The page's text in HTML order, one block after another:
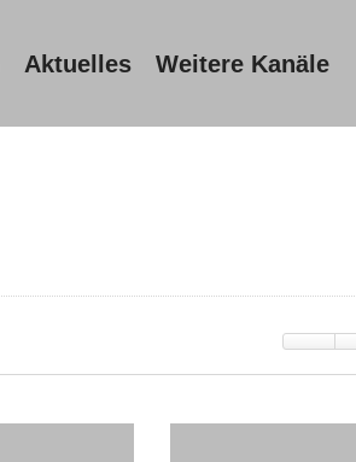
Aktuelles Weitere Kanäle